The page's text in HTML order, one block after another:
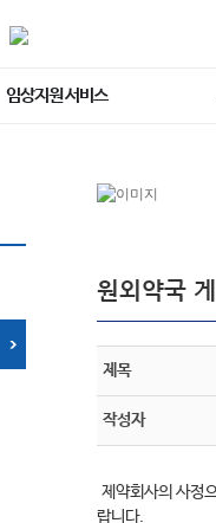
임상지원 서비스
원외약국
제목
작성자
제약회사의 사정
랍니다.